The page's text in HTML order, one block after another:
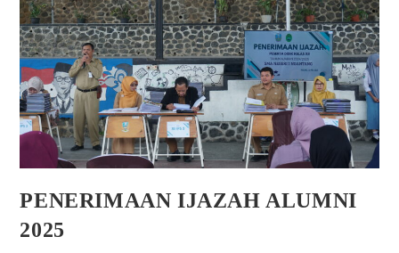
PENERIMAAN IJAZAH ALUMNI
2025